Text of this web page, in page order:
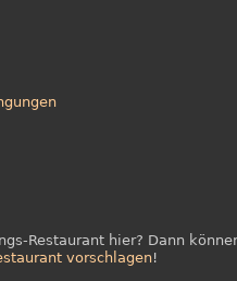
Restaurant hier? Dann
vorschlagen!